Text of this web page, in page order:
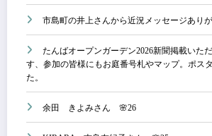
市島町の井上さんから近況メッセージあり
たんばオープンガーデン2026新聞掲載いた
す、参加の皆様にもお庭番号札やマップ。ポス
た。
余田 きよみさん 🌸26